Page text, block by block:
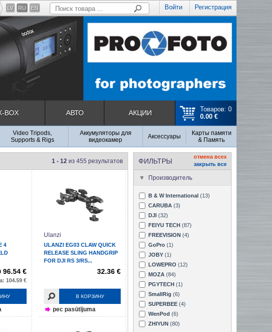
Войти Регистрация
LV RU EN
Товаров: 0
0.00 €
BOX АВТО АКЦИИ
Video Tripods,
Supports & Rigs
Аккумуляторы для
видеокамер
Аксесcуары
Карты памяти
& Память
ФИЛЬТРЫ
отмена всех
закрыть все
Производитель
B & W International (13)
CARUBA (3)
DJI (32)
FEIYU TECH (87)
FREEVISION (4)
GoPro (1)
JOBY (1)
LOWEPRO (12)
MOZA (84)
PGYTECH (1)
SmallRig (6)
SUPERBEE (4)
WenPod (6)
ZHIYUN (80)
1 - 12 из 455 результатов
4
96.54 €
104.59 €
Ulanzi
ULANZI EG03 CLAW QUICK
RELEASE SLING HANDGRIP
FOR DJI RS 3/RS...
32.36 €
В КОРЗИНУ
pec pasūtījuma